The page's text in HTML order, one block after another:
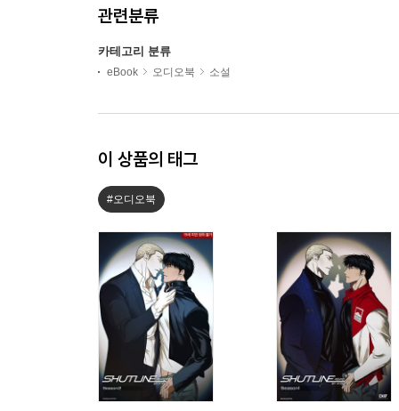
관련분류
카테고리 분류
eBook 오디오북 소설
이 상품의 태그
#오디오북